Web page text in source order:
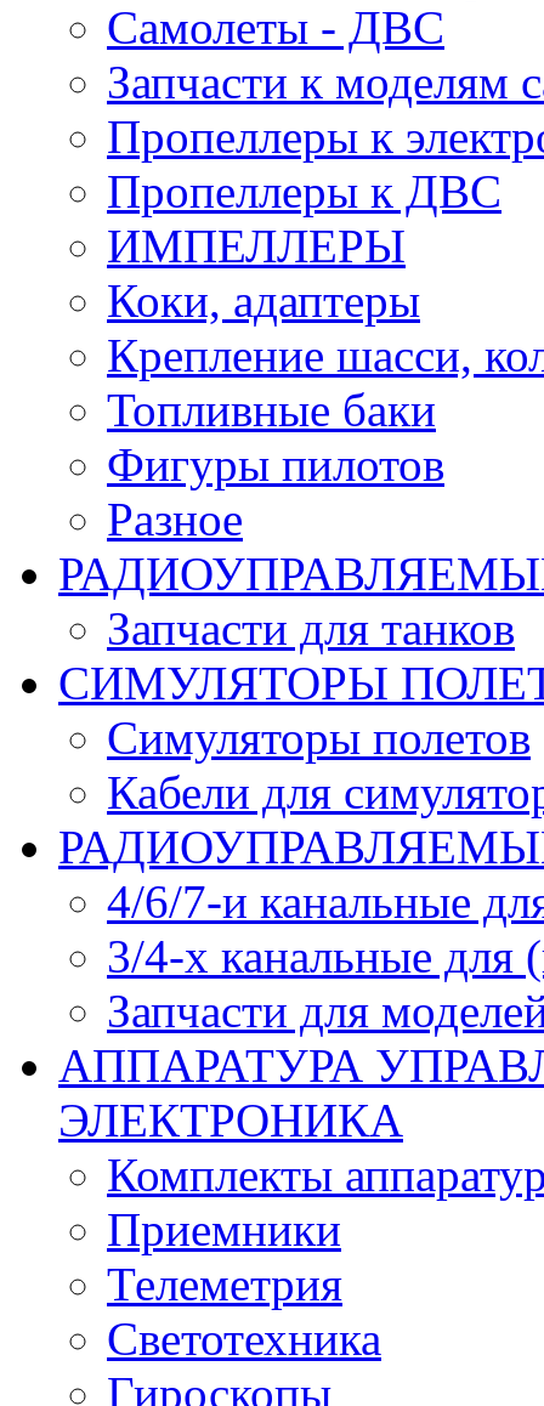
Самолеты - ДВС
Запчасти к моделям
Пропеллеры к
Пропеллеры к ДВС
ИМПЕЛЛЕРЫ
Коки, адаптеры
Крепление шасси,
Топливные баки
Фигуры пилотов
Разное
Запчасти для танков
СИМУЛЯТОРЫ
Симуляторы полетов
Кабели для
4/6/7-и канальные
3/4-х канальные
Запчасти для
АППАРАТУРА
ЭЛЕКТРОНИКА
Комплекты
Приемники
Телеметрия
Светотехника
Гироскопы